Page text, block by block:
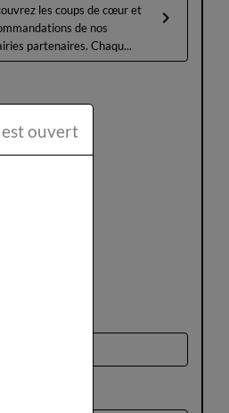
les coups de cœur et
de nos
partenaires. Chaqu...
l'encrier est ouvert